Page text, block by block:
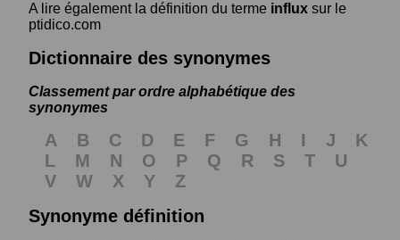
A lire également la définition du terme influx sur le
ptidico.com
Dictionnaire des synonymes
Classement par ordre alphabétique des
synonymes
A B C D E F G H I J
K
L
M N O P Q R S T
U
V
W X Y
Z
Synonyme définition